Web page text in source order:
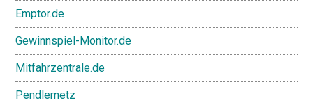
Emptor.de
Gewinnspiel-Monitor.de
Mitfahrzentrale.de
Pendlernetz